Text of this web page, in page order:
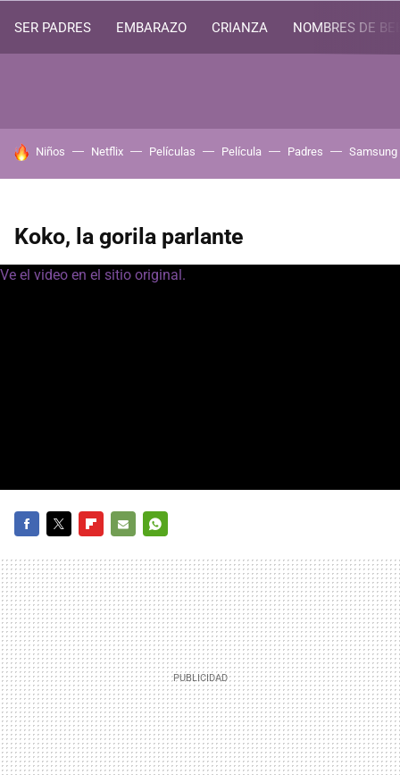
SER PADRES EMBARAZO CRIANZA NOMBRES DE
HOY SE HABLA DE
Niños Netflix Películas Película Padres Samsung
Koko, la gorila parlante
Ve el video en el sitio original.
MAIL